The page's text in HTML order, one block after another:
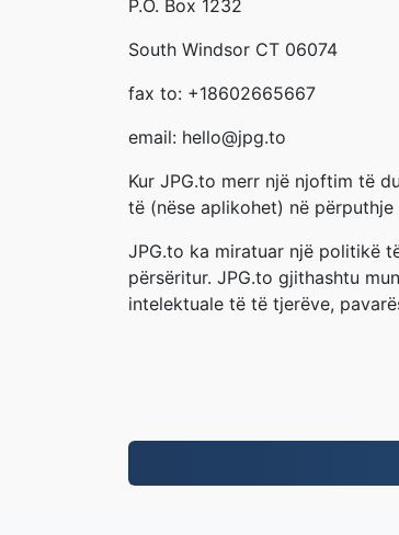
P.O. Box 1232
South Windsor CT 06074
fax to: +18602665667
email: hello@jpg.to
Kur JPG.to merr një njoftim të
të (nëse aplikohet) në përputhje
JPG.to ka miratuar një politikë
përsëritur. JPG.to gjithashtu
intelektuale të të tjerëve,